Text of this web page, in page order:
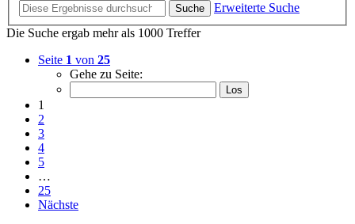
Suche
Erweiterte Suche
Die Suche ergab mehr als 1000 Treffer
Seite 1 von 25
Gehe zu Seite:
1
2
3
4
5
…
25
Nächste